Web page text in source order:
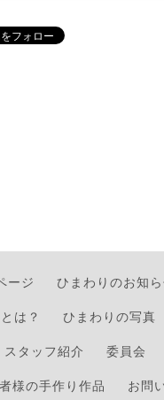
ージ ひまわりのお知
は？
ひまわりの写真
スタッフ紹介 委員会
様の手作り作品
お問